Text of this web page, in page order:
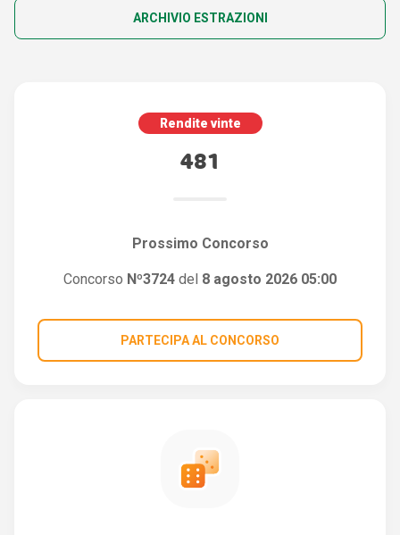
ARCHIVIO ESTRAZIONI
Rendite vinte
481
Prossimo Concorso
Concorso Nº3724 del 8 agosto 2026 05:00
PARTECIPA AL CONCORSO